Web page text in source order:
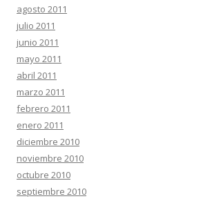
agosto 2011
julio 2011
junio 2011
mayo 2011
abril 2011
marzo 2011
febrero 2011
enero 2011
diciembre 2010
noviembre 2010
octubre 2010
septiembre 2010